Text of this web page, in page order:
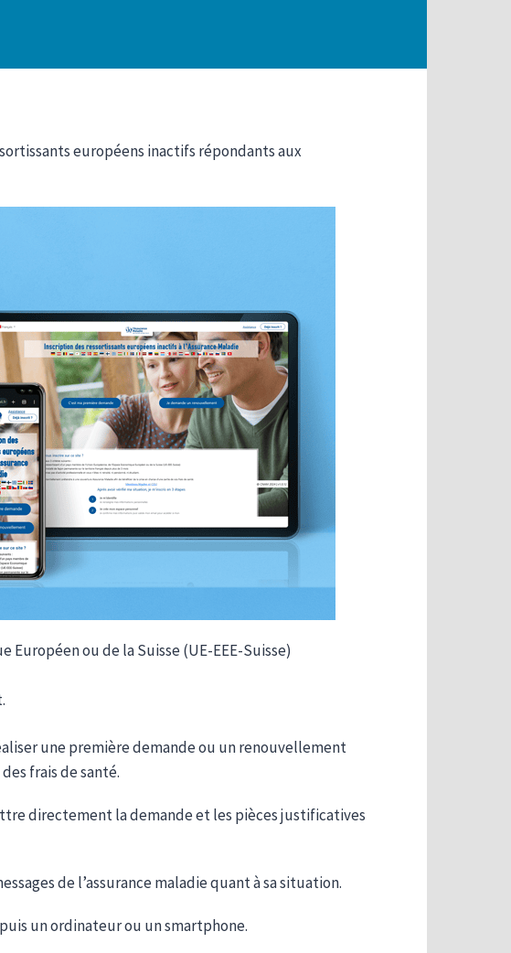
européens inactifs répondants aux
Européen ou de la Suisse (UE-EEE-Suisse)
une première demande ou un renouvellement
frais de santé.
directement la demande et les pièces justificatives
de l’assurance maladie quant à sa situation.
un ordinateur ou un smartphone.